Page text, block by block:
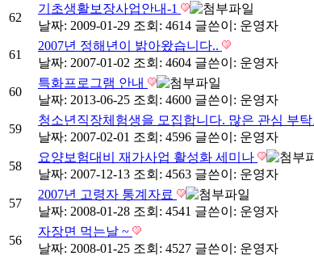
62
기초생활보장사업안내-1
날짜: 2009-01-29 조회: 4614 글쓴이: 운영자
61
2007년 정해년이 밝아왔습니다..
날짜: 2007-01-02 조회: 4604 글쓴이: 운영자
60
특화프로그램 안내
날짜: 2013-06-25 조회: 4600 글쓴이: 운영자
59
청소년직장체험생을 모집합니다. 많은 관심 부
날짜: 2007-02-01 조회: 4596 글쓴이: 운영자
58
요양보험대비 재가사업 활성화 세미나
날짜: 2007-12-13 조회: 4563 글쓴이: 운영자
57
2007년 고령자 통계자료
날짜: 2008-01-28 조회: 4541 글쓴이: 운영자
56
자장면 먹는날 ~
날짜: 2008-01-25 조회: 4527 글쓴이: 운영자